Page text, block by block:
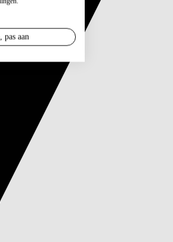
pas aan